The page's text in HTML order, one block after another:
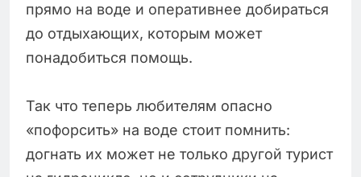
прямо на воде и оперативнее добираться
до отдыхающих, которым может
понадобиться помощь.
Так что теперь любителям опасно
«пофорсить» на воде стоит помнить:
догнать их может не только другой турист